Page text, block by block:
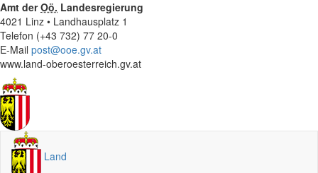
Amt derOö. Landesregierung
4021 Linz • Landhausplatz 1
Telefon (+43 732) 77 20-0
E-Mail post@ooe.gv.at
www.land-oberoesterreich.gv.at
Land